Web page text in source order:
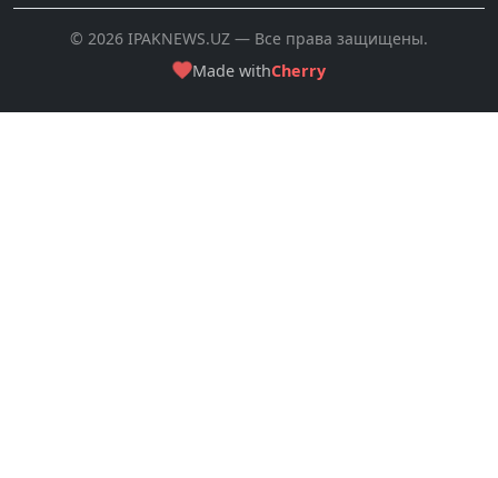
© 2026 IPAKNEWS.UZ — Все права защищены.
Made withCherry